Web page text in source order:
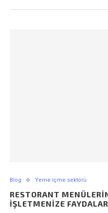
Blog Yeme içme sektörü
RESTORANT
İŞLETMENIZE